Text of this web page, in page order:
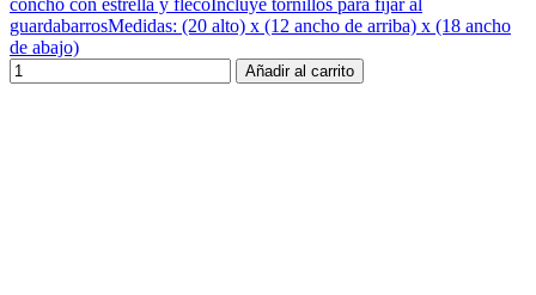
guardabarrosMedidas: (20 alto) x (12 ancho de arriba) x (18 ancho
de abajo)
Añadir al carrito